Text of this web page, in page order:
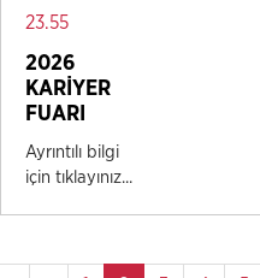
23.55
2026
KARİYER
FUARI
Ayrıntılı bilgi
için tıklayınız...